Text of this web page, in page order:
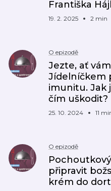
Františka
19. 2. 2025 2 min
O epizodě
Jezte, ať
Jídelníčkem
imunitu. Jak
čím uškodit?
25. 10. 2024 11
O epizodě
připravit
krém do